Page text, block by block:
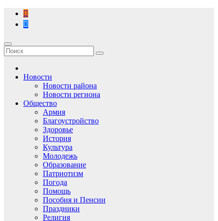
Перейти
содержимому
Новости
Новости района
Новости региона
Общество
Армия
Благоустройство
Здоровье
История
Культура
Молодежь
Образование
Патриотизм
Погода
Помощь
Пособия и Пенсии
Праздники
Религия